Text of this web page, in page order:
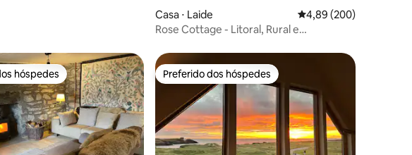
Casa ⋅ Laide 4,89 de uma avaliação
4,89 (200)
Rose Cottage - Litoral, Rural e
hóspedes
hóspedes Preferido dos hóspedes
Preferido dos hóspedes